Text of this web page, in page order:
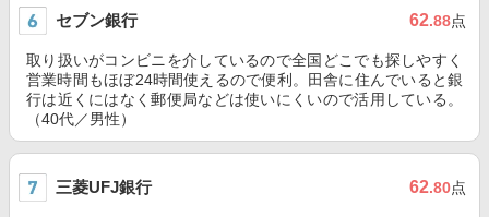
セブン銀行 62.88点
取り扱いがコンビニを介しているので全国どこでも探しやすく
営業時間もほぼ24時間使えるので便利。田舎に住んでいると銀
行は近くにはなく郵便局などは使いにくいので活用している。
（40代／男性）
三菱UFJ銀行 62.80点